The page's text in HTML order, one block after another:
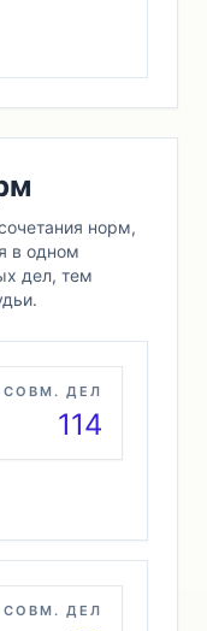
норм,
в одном
дел, тем
СОВМ. ДЕЛ
114
СОВМ. ДЕЛ